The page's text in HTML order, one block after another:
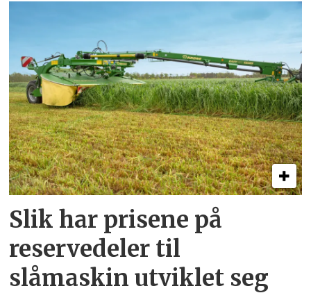
Slik har prisene på
reserve­deler til
slåmaskin utviklet seg